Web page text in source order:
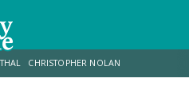
CHRISTOPHER NOLAN